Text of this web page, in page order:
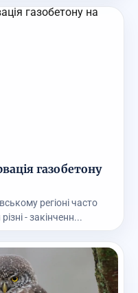
газобетону
регіоні часто
- закінченн...